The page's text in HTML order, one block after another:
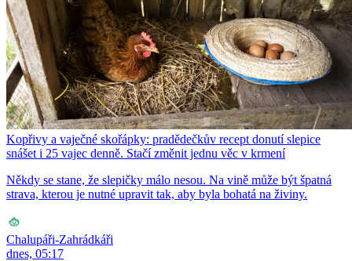
Kopřivy a vaječné skořápky: pradědečkův recept donutí slepice
snášet i 25 vajec denně. Stačí změnit jednu věc v krmení
Někdy se stane, že slepičky málo nesou. Na vině může být špatná
strava, kterou je nutné upravit tak, aby byla bohatá na živiny.
Chalupáři-Zahrádkáři
dnes, 05:17